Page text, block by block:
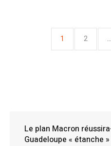
1 2 …
Le plan Macron
Guadeloupe « étanche